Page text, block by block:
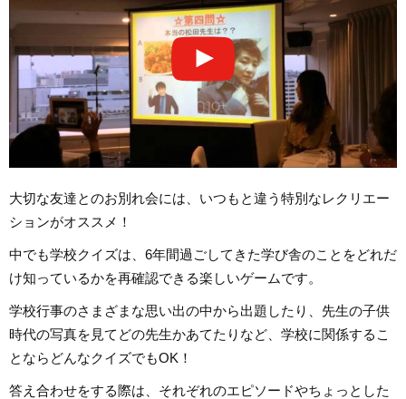
大切な友達とのお別れ会には、いつもと違う特別なレクリエー
ションがオススメ！
中でも学校クイズは、6年間過ごしてきた学び舎のことをどれだ
け知っているかを再確認できる楽しいゲームです。
学校行事のさまざまな思い出の中から出題したり、先生の子供
時代の写真を見てどの先生かあてたりなど、学校に関係するこ
とならどんなクイズでもOK！
答え合わせをする際は、それぞれのエピソードやちょっとした